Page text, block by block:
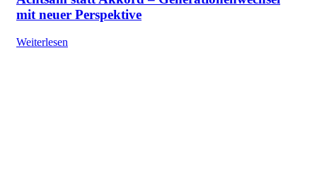
mit neuer Perspektive
Weiterlesen